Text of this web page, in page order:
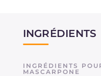
INGRÉDIENTS
INGRÉDIENTS
MASCARPONE